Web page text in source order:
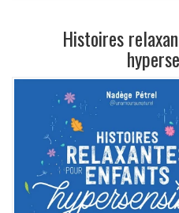
Histoires